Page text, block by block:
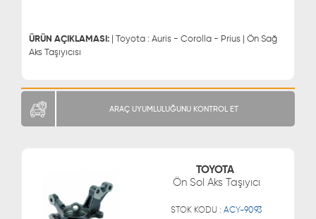
ÜRÜN AÇIKLAMASI: | Toyota : Auris - Corolla - Prius | Ön Sağ
Aks Taşıyıcısı
ARAÇ UYUMLULUĞUNU KONTROL ET
TOYOTA
Ön Sol Aks Taşıyıcı
STOK KODU :ACY-9093